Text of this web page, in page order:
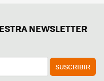
NEWSLETTER
SUSCRIBIR